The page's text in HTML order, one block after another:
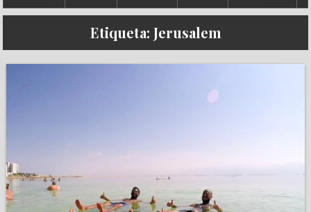
Etiqueta: Jerusalem